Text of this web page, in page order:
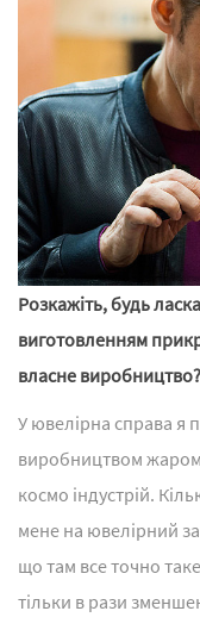
Розкажіть, будь
виготовленням
власне виробництво?
У ювелірна справа я
виробництвом
космо індустрій.
мене на ювелірний
що там все точно
тільки в рази